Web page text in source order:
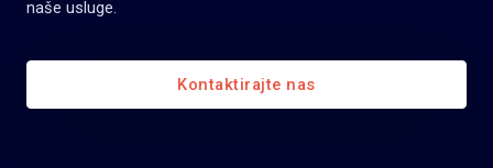
naše usluge.
Kontaktirajte nas